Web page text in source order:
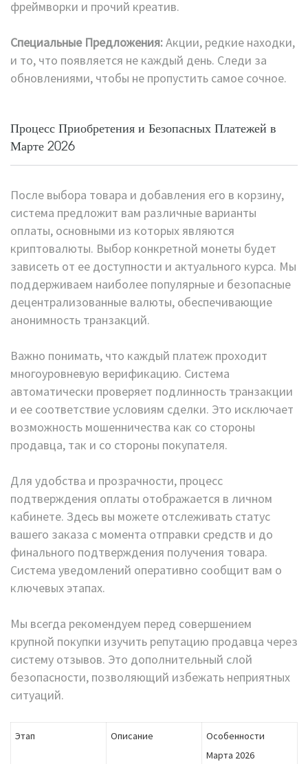
фреймворки и прочий креатив.
Специальные Предложения:Акции, редкие находки,
и то, что появляется не каждый день. Следи за
обновлениями, чтобы не пропустить самое сочное.
Процесс Приобретения и Безопасных Платежей в
Марте 2026
После выбора товара и добавления его в корзину,
система предложит вам различные варианты
оплаты, основными из которых являются
криптовалюты. Выбор конкретной монеты будет
зависеть от ее доступности и актуального курса. Мы
поддерживаем наиболее популярные и безопасные
децентрализованные валюты, обеспечивающие
анонимность транзакций.
Важно понимать, что каждый платеж проходит
многоуровневую верификацию. Система
автоматически проверяет подлинность транзакции
и ее соответствие условиям сделки. Это исключает
возможность мошенничества как со стороны
продавца, так и со стороны покупателя.
Для удобства и прозрачности, процесс
подтверждения оплаты отображается в личном
кабинете. Здесь вы можете отслеживать статус
вашего заказа с момента отправки средств и до
финального подтверждения получения товара.
Система уведомлений оперативно сообщит вам о
ключевых этапах.
Мы всегда рекомендуем перед совершением
крупной покупки изучить репутацию продавца через
систему отзывов. Это дополнительный слой
безопасности, позволяющий избежать неприятных
ситуаций.
Этап Описание
Особенности
Марта 2026